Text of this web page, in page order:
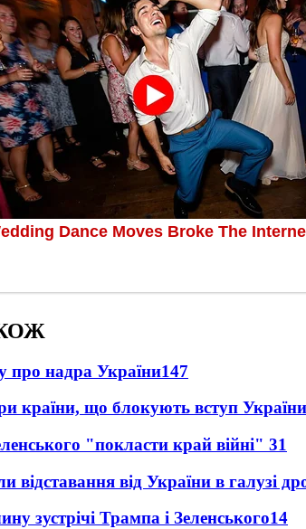
про надра України147
країни, що блокують вступ
"покласти край війні" 31
відставання від України в галузі
зустрічі Трампа і Зеленського14